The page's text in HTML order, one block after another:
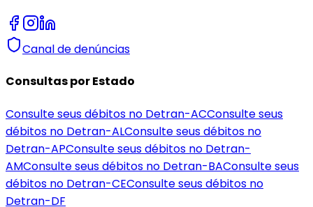
Canal de denúncias
Consultas por Estado
Consulte seus débitos no Detran-ACConsulte seus
débitos no Detran-ALConsulte seus débitos no
Detran-APConsulte seus débitos no Detran-
AMConsulte seus débitos no Detran-BAConsulte seus
débitos no Detran-CEConsulte seus débitos no
Detran-DF